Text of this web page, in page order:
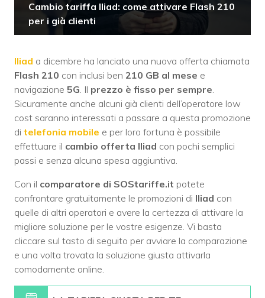
Cambio tariffa Iliad: come attivare Flash 210
per i già clienti
Iliad a dicembre ha lanciato una nuova offerta chiamata
Flash 210 con inclusi ben 210 GB al mese e
navigazione 5G. Il prezzo è fisso per sempre.
Sicuramente anche alcuni già clienti dell’operatore low
cost saranno interessati a passare a questa promozione
di telefonia mobile e per loro fortuna è possibile
effettuare il cambio offerta Iliad con pochi semplici
passi e senza alcuna spesa aggiuntiva.
Con il comparatore di SOStariffe.it potete
confrontare gratuitamente le promozioni di Iliad con
quelle di altri operatori e avere la certezza di attivare la
migliore soluzione per le vostre esigenze. Vi basta
cliccare sul tasto di seguito per avviare la comparazione
e una volta trovata la soluzione giusta attivarla
comodamente online.